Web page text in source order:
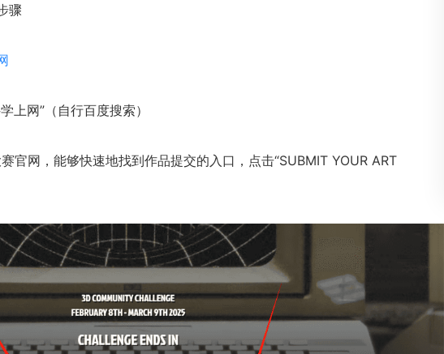
骤
上网”（自行百度搜索）
官网，能够快速地找到作品提交的入口，点击“SUBMIT YOUR ART